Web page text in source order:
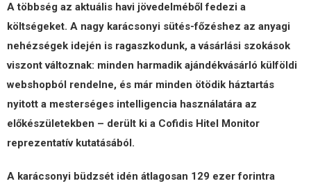
A többség az aktuális havi jövedelméből fedezi a
költségeket. A nagy karácsonyi sütés-főzéshez az anyagi
nehézségek idején is ragaszkodunk, a vásárlási szokások
viszont változnak: minden harmadik ajándékvásárló külföldi
webshopból rendelne, és már minden ötödik háztartás
nyitott a mesterséges intelligencia használatára az
előkészületekben – derült ki a Cofidis Hitel Monitor
reprezentatív kutatásából.
A karácsonyi büdzsét idén átlagosan 129 ezer forintra